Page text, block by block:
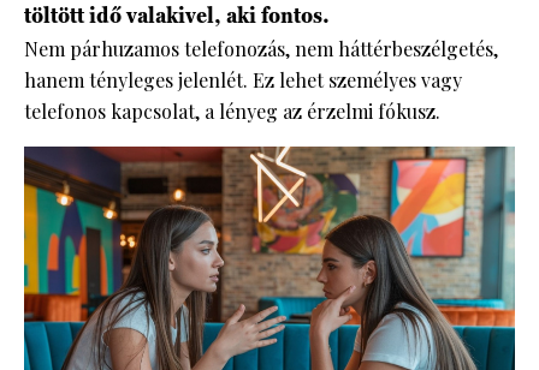
töltött idő valakivel, aki fontos.
Nem párhuzamos telefonozás, nem háttérbeszélgetés,
hanem tényleges jelenlét. Ez lehet személyes vagy
telefonos kapcsolat, a lényeg az érzelmi fókusz.